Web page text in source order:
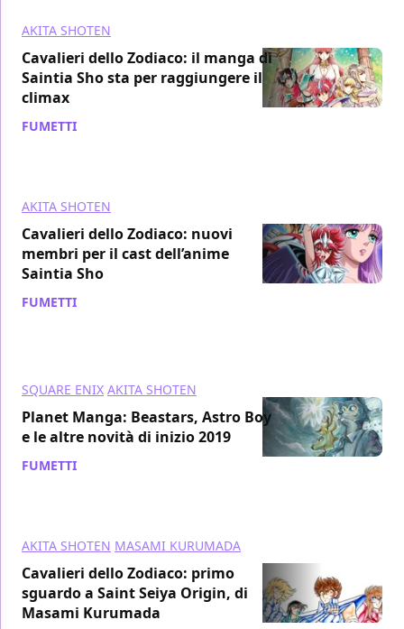
AKITA SHOTEN
Cavalieri dello Zodiaco: il manga di
Saintia Sho sta per raggiungere il
climax
FUMETTI
AKITA SHOTEN
Cavalieri dello Zodiaco: nuovi
membri per il cast dell’anime
Saintia Sho
FUMETTI
SQUARE ENIX AKITA SHOTEN
Planet Manga: Beastars, Astro Boy
e le altre novità di inizio 2019
FUMETTI
AKITA SHOTEN MASAMI KURUMADA
Cavalieri dello Zodiaco: primo
sguardo a Saint Seiya Origin, di
Masami Kurumada